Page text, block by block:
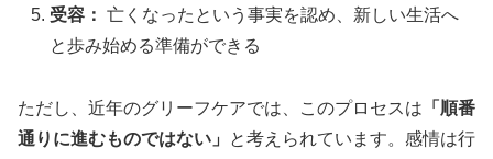
受容： 亡くなったという事実を認め、新しい生活へ
と歩み始める準備ができる
ただし、近年のグリーフケアでは、このプロセスは 「順番
通りに進むものではない」
と考えられています。感情は行